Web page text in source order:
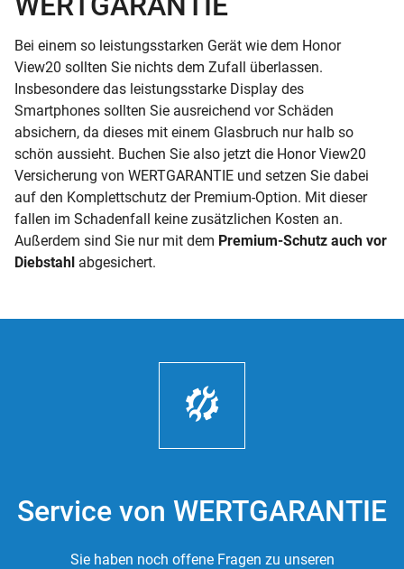
Bei einem so leistungsstarken Gerät wie dem Honor
View20 sollten Sie nichts dem Zufall überlassen.
Insbesondere das leistungsstarke Display des
Smartphones sollten Sie ausreichend vor Schäden
absichern, da dieses mit einem Glasbruch nur halb so
schön aussieht. Buchen Sie also jetzt die Honor View20
Versicherung von WERTGARANTIE und setzen Sie dabei
auf den Komplettschutz der Premium-Option. Mit dieser
fallen im Schadenfall keine zusätzlichen Kosten an.
Außerdem sind Sie nur mit dem Premium-Schutz auch vor
Diebstahl abgesichert.
Service von WERTGARANTIE
Sie haben noch offene Fragen zu unseren